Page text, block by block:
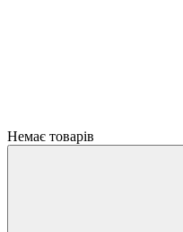
Немає товарів